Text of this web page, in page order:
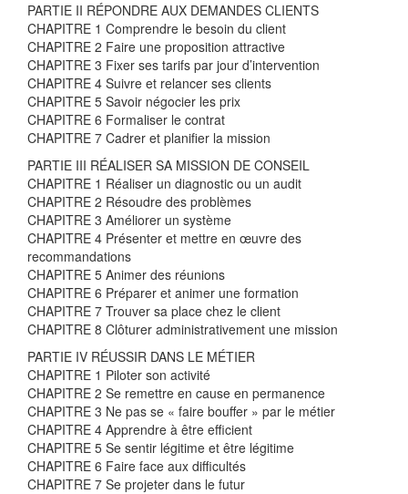
PARTIE II RÉPONDRE AUX DEMANDES CLIENTS
CHAPITRE 1 Comprendre le besoin du client
CHAPITRE 2 Faire une proposition attractive
CHAPITRE 3 Fixer ses tarifs par jour d’intervention
CHAPITRE 4 Suivre et relancer ses clients
CHAPITRE 5 Savoir négocier les prix
CHAPITRE 6 Formaliser le contrat
CHAPITRE 7 Cadrer et planifier la mission
PARTIE III RÉALISER SA MISSION DE CONSEIL
CHAPITRE 1 Réaliser un diagnostic ou un audit
CHAPITRE 2 Résoudre des problèmes
CHAPITRE 3 Améliorer un système
CHAPITRE 4 Présenter et mettre en œuvre des
recommandations
CHAPITRE 5 Animer des réunions
CHAPITRE 6 Préparer et animer une formation
CHAPITRE 7 Trouver sa place chez le client
CHAPITRE 8 Clôturer administrativement une mission
PARTIE IV RÉUSSIR DANS LE MÉTIER
CHAPITRE 1 Piloter son activité
CHAPITRE 2 Se remettre en cause en permanence
CHAPITRE 3 Ne pas se « faire bouffer » par le métier
CHAPITRE 4 Apprendre à être efficient
CHAPITRE 5 Se sentir légitime et être légitime
CHAPITRE 6 Faire face aux difficultés
CHAPITRE 7 Se projeter dans le futur